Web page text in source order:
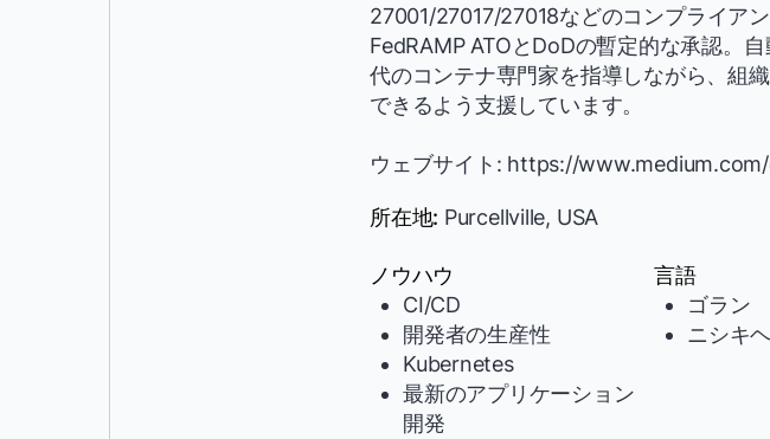
27001/27017/27018などのコンプライア
FedRAMP ATOとDoDの暫定的な承認。
代のコンテナ専門家を指導しながら、組
できるよう支援しています。
ウェブサイト: https://www.medium.com/
所在地: Purcellville, USA
ノウハウ
CI/CD
開発者の生産性
Kubernetes
最新のアプリケーション
開発
言語
ゴラン
ニシキ